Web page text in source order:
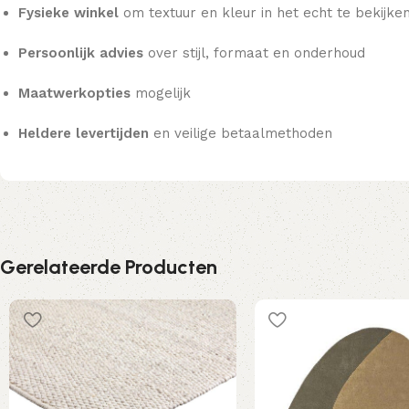
Fysieke winkel om textuur en kleur in het echt te
Persoonlijk advies over stijl, formaat en onderhoud
Maatwerkopties mogelijk
Heldere levertijden en veilige betaalmethoden
Gerelateerde Producten